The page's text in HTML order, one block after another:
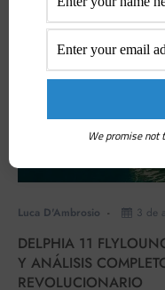
PRUEBAS EN BARCO
Luca D'Ambrosio 3 de
DELPHIA 11
Y ANÁLISIS
REVOLUCIONARIO
We promise not